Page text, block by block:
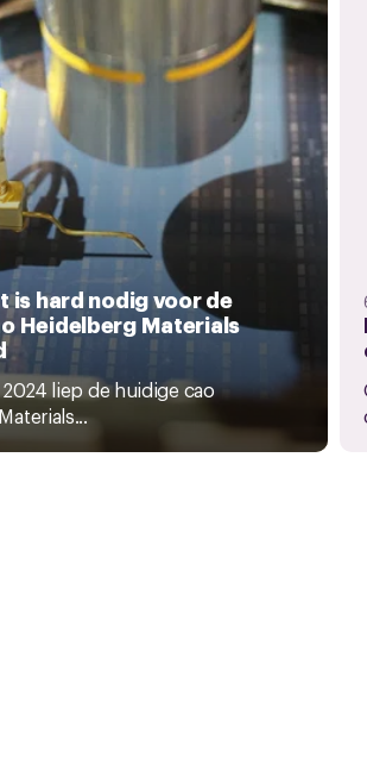
is hard nodig voor de
Heidelberg Materials
2024 liep de huidige cao